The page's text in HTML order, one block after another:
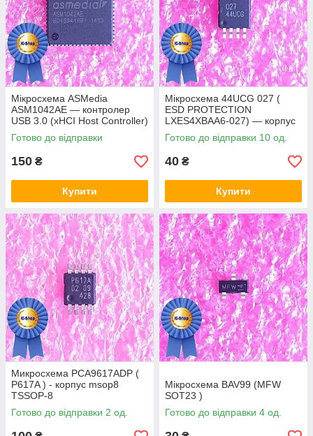
Мікросхема ASMedia
ASM1042AE — контролер
USB 3.0 (xHCI Host Controller)
Готово до відправки
150 ₴
Купити
Мікросхема 44UCG 027 (
ESD PROTECTION
LXES4XBAA6-027) — корпус
msop8
Готово до відправки 10 од.
40 ₴
Купити
Микросхема PCA9617ADP (
P617A ) - корпус msop8
TSSOP-8
Готово до відправки 2 од.
Мікросхема BAV99 (MFW
SOT23 )
Готово до відправки 4 од.